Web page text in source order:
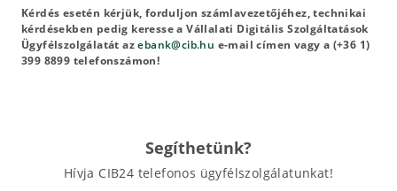
Kérdés esetén kérjük, forduljon számlavezetőjéhez, technikai
kérdésekben pedig keresse a Vállalati Digitális Szolgáltatások
Ügyfélszolgálatát azebank@cib.hu e-mail címen vagy a (+36 1)
399 8899 telefonszámon!
Segíthetünk?
Hívja CIB24 telefonos ügyfélszolgálatunkat!